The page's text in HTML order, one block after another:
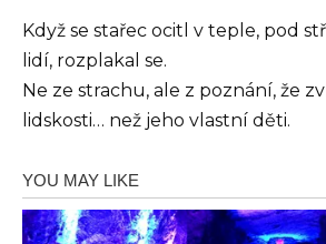
Když se stařec ocitl v teple, pod
lidí, rozplakal se.
Ne ze strachu, ale z poznání, že
lidskosti… než jeho vlastní děti.